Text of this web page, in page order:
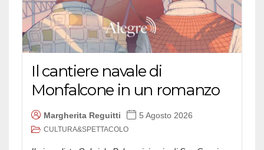
Il cantiere navale di
Monfalcone in un romanzo
Margherita Reguitti 5 Agosto 2026
CULTURA&SPETTACOLO